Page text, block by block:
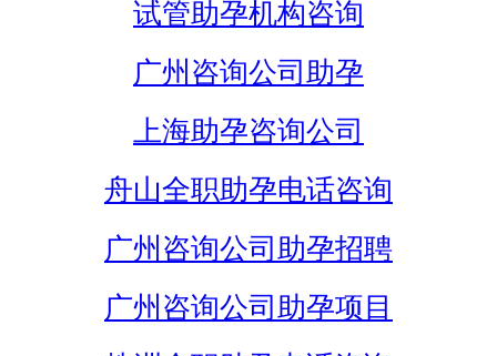
试管助孕机构咨询
广州咨询公司助孕
上海助孕咨询公司
舟山全职助孕电话咨询
广州咨询公司助孕招聘
广州咨询公司助孕项目